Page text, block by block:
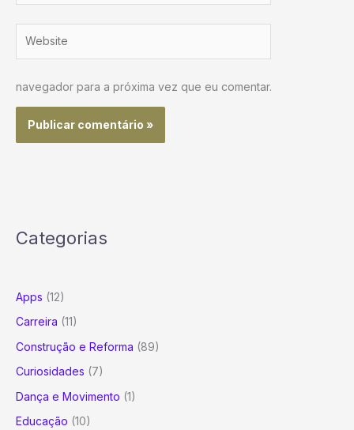
navegador para a próxima vez que eu comentar.
Categorias
Apps (12)
Carreira (11)
Construção e Reforma (89)
Curiosidades (7)
Dança e Movimento (1)
Educação (10)